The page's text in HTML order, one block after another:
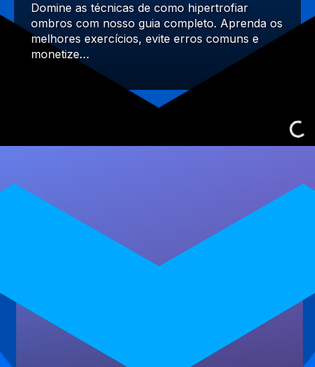
Domine as técnicas de como hipertrofiar
ombros com nosso guia completo. Aprenda os
melhores exercícios, evite erros comuns e
monetize…